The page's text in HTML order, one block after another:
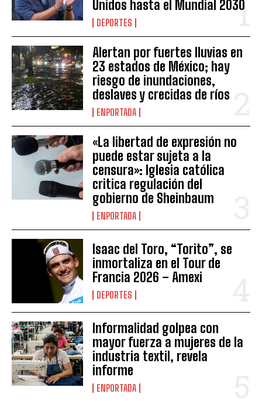
Unidos hasta el Mundial 2030
DEPORTES
Alertan por fuertes lluvias en
23 estados de México; hay
riesgo de inundaciones,
deslaves y crecidas de ríos
ENPORTADA
«La libertad de expresión no
puede estar sujeta a la
censura»: Iglesia católica
critica regulación del
gobierno de Sheinbaum
ENPORTADA
Isaac del Toro, “Torito”, se
inmortaliza en el Tour de
Francia 2026 – Amexi
DEPORTES
Informalidad golpea con
mayor fuerza a mujeres de la
industria textil, revela
informe
ENPORTADA